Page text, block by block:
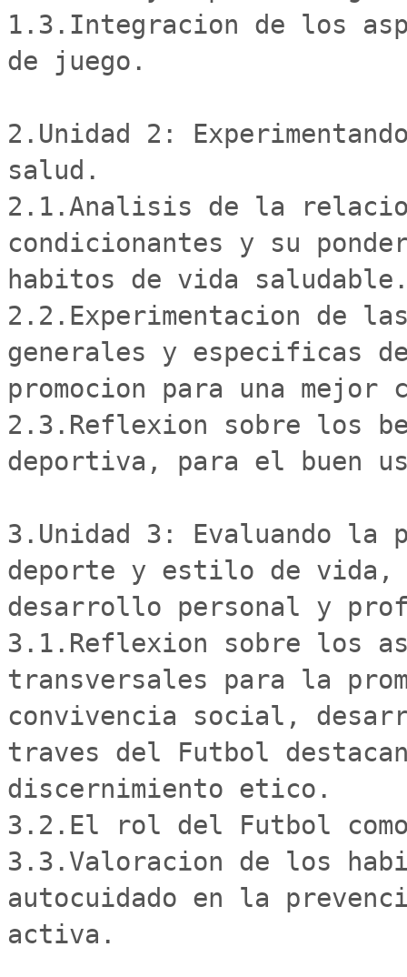
1.3.Integracion de los
de juego.
2.Unidad 2:
salud.
2.1.Analisis de la
condicionantes y su
habitos de vida
2.2.Experimentacion de
generales y especificas
promocion para una
2.3.Reflexion sobre los
deportiva, para el buen
3.Unidad 3: Evaluando la
deporte y estilo de vida,
desarrollo personal y
3.1.Reflexion sobre los
transversales para la
convivencia social,
traves del Futbol
discernimiento etico.
3.2.El rol del Futbol
3.3.Valoracion de los
autocuidado en la
activa.